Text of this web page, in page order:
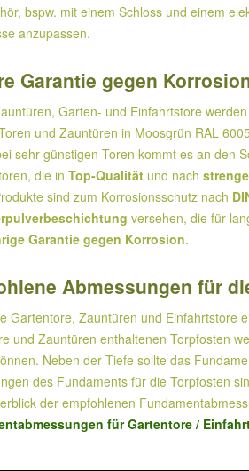
bspw. mit einem Schloss und einem
anzupassen.
Garantie gegen
Garten- und Einfahrtstore
und Zauntüren in Moosgrün RAL
sehr günstigen Toren kommt es an den
die in Top-Qualität und nach
sind zum Korrosionsschutz nach
versehen, die für
Garantie gegen Korrosion.
Abmessungen für
Gartentore, Zauntüren und Einfahrtstore
und Zauntüren enthaltenen Torpfosten
Neben der Tiefe sollte das
des Fundaments für die Torpfosten
der empfohlenen
für Gartentore /